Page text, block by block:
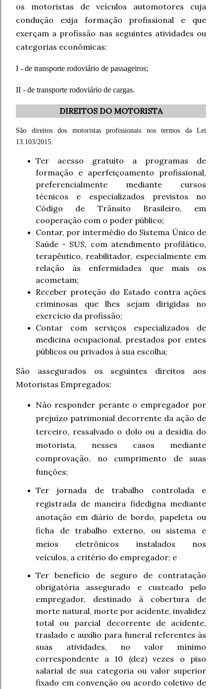
os motoristas de veículos automotores cuja
condução exija formação profissional e que
exerçam a profissão nas seguintes atividades ou
categorias econômicas:
I - de transporte rodoviário de passageiros;
II - de transporte rodoviário de cargas.
DIREITOS DO MOTORISTA
São direitos dos motoristas profissionais nos termos da Lei
13.103/2015:
Ter acesso gratuito a programas de
formação e aperfeiçoamento profissional,
preferencialmente mediante cursos
técnicos e especializados previstos no
Código de Trânsito Brasileiro, em
cooperação com o poder público;
Contar, por intermédio do Sistema Único de
Saúde - SUS, com atendimento profilático,
terapêutico, reabilitador, especialmente em
relação às enfermidades que mais os
acometam;
Receber proteção do Estado contra ações
criminosas que lhes sejam dirigidas no
exercício da profissão;
Contar com serviços especializados de
medicina ocupacional, prestados por entes
públicos ou privados à sua escolha;
São assegurados os seguintes direitos aos
Motoristas Empregados:
Não responder perante o empregador por
prejuízo patrimonial decorrente da ação de
terceiro, ressalvado o dolo ou a desídia do
motorista, nesses casos mediante
comprovação, no cumprimento de suas
funções;
Ter jornada de trabalho controlada e
registrada de maneira fidedigna mediante
anotação em diário de bordo, papeleta ou
ficha de trabalho externo, ou sistema e
meios eletrônicos instalados nos
veículos, a critério do empregador; e
Ter benefício de seguro de contratação
obrigatória assegurado e custeado pelo
empregador, destinado à cobertura de
morte natural, morte por acidente, invalidez
total ou parcial decorrente de acidente,
traslado e auxílio para funeral referentes às
suas atividades, no valor mínimo
correspondente a 10 (dez) vezes o piso
salarial de sua categoria ou valor superior
fixado em convenção ou acordo coletivo de